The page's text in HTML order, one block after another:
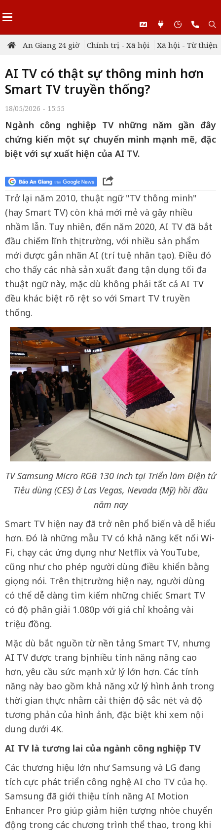
An Giang 24 giờ Chính trị - Xã hội Xã hội - Từ thiện
AI TV có thật sự thông minh hơn
Smart TV truyền thống?
18/05/2026 - 15:55
Ngành công nghiệp TV những năm gần đây
chứng kiến một sự chuyển mình mạnh mẽ, đặc
biệt với sự xuất hiện của AI TV.
Trở lại năm 2010, thuật ngữ "TV thông minh"
(hay Smart TV) còn khá mới mẻ và gây nhiều
nhầm lẫn. Tuy nhiên, đến năm 2020, AI TV đã bắt
đầu chiếm lĩnh thị trường, với nhiều sản phẩm
mới được gắn nhãn AI (trí tuệ nhân tạo). Điều đó
cho thấy các nhà sản xuất đang tận dụng tối đa
thuật ngữ này, mặc dù không phải tất cả AI TV
đều khác biệt rõ rệt so với Smart TV truyền
thống.
TV Samsung Micro RGB 130 inch tại Triển lãm Điện tử
Tiêu dùng (CES) ở Las Vegas, Nevada (Mỹ) hồi đầu
năm nay
Smart TV hiện nay đã trở nên phổ biến và dễ hiểu
hơn. Đó là những mẫu TV có khả năng kết nối Wi-
Fi, chạy các ứng dụng như Netflix và YouTube,
cũng như cho phép người dùng điều khiển bằng
giọng nói. Trên thị trường hiện nay, người dùng
có thể dễ dàng tìm kiếm những chiếc Smart TV
có độ phân giải 1.080p với giá chỉ khoảng vài
triệu đồng.
Mặc dù bắt nguồn từ nền tảng Smart TV, nhưng
AI TV được trang bị nhiều tính năng nâng cao
hơn, yêu cầu sức mạnh xử lý lớn hơn. Các tính
năng này bao gồm khả năng xử lý hình ảnh trong
thời gian thực nhằm cải thiện độ sắc nét và độ
tương phản của hình ảnh, đặc biệt khi xem nội
dung dưới 4K.
AI TV là tương lai của ngành công nghiệp TV
Các thương hiệu lớn như Samsung và LG đang
tích cực phát triển công nghệ AI cho TV của họ.
Samsung đã giới thiệu tính năng AI Motion
Enhancer Pro giúp giảm hiện tượng nhòe chuyển
động trong các chương trình thể thao, trong khi